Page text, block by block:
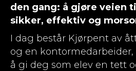
den gang: å gjøre veien
sikker, effektiv og
I dag består Kjørpent av
og en
å gi deg som elev en tett